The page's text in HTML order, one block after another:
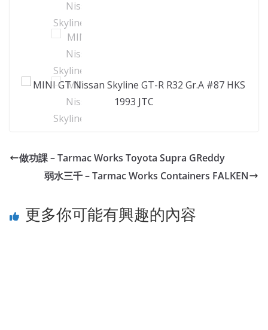
做功課 – Tarmac Works Toyota Supra GReddy
弱水三千 – Tarmac Works Containers FALKEN
更多你可能有興趣的內容